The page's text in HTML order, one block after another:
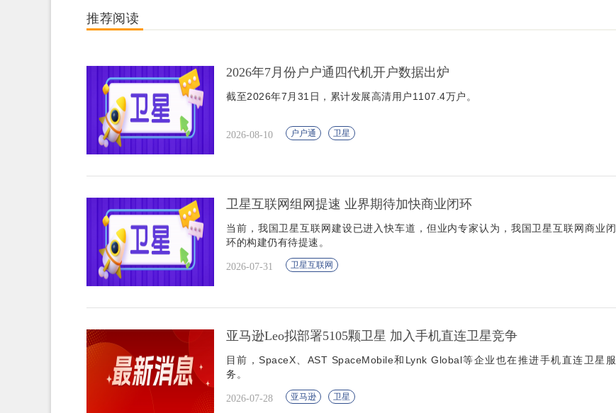
推荐阅读
2026年7月份户户通四代机开户数据出炉
截至2026年7月31日，累计发展高清用户1107.4万户。
2026-08-10 户户通 卫星
卫星互联网组网提速 业界期待加快商业闭环
当前，我国卫星互联网建设已进入快车道，但业内专家认为，我国卫星互联网商业闭
环的构建仍有待提速。
2026-07-31 卫星互联网
亚马逊Leo拟部署5105颗卫星 加入手机直连卫星竞争
目前，SpaceX、AST SpaceMobile和Lynk Global等企业也在推进手机直连卫星服
务。
2026-07-28 亚马逊 卫星